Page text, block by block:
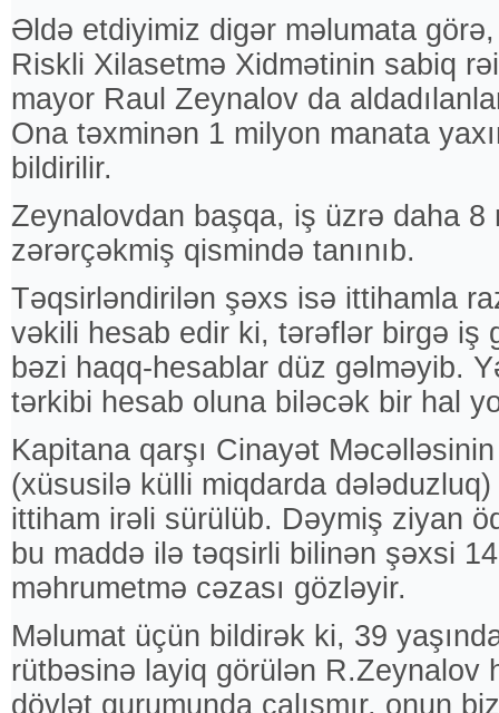
Əldə etdiyimiz digər məlumata
Riskli Xilasetmə Xidmətinin sabiq
mayor Raul Zeynalov da
Ona təxminən 1 milyon manata
bildirilir.
Zeynalovdan başqa, iş üzrə daha 8
zərərçəkmiş qismində tanınıb.
Təqsirləndirilən şəxs isə ittihamla
vəkili hesab edir ki, tərəflər birgə iş
bəzi haqq-hesablar düz gəlməyib.
tərkibi hesab oluna biləcək bir hal
Kapitana qarşı Cinayət
(xüsusilə külli miqdarda
ittiham irəli sürülüb. Dəymiş ziyan
bu maddə ilə təqsirli bilinən şəxsi
məhrumetmə cəzası gözləyir.
Məlumat üçün bildirək ki, 39
rütbəsinə layiq görülən R.Zeynalov
dövlət qurumunda çalışmır, onun